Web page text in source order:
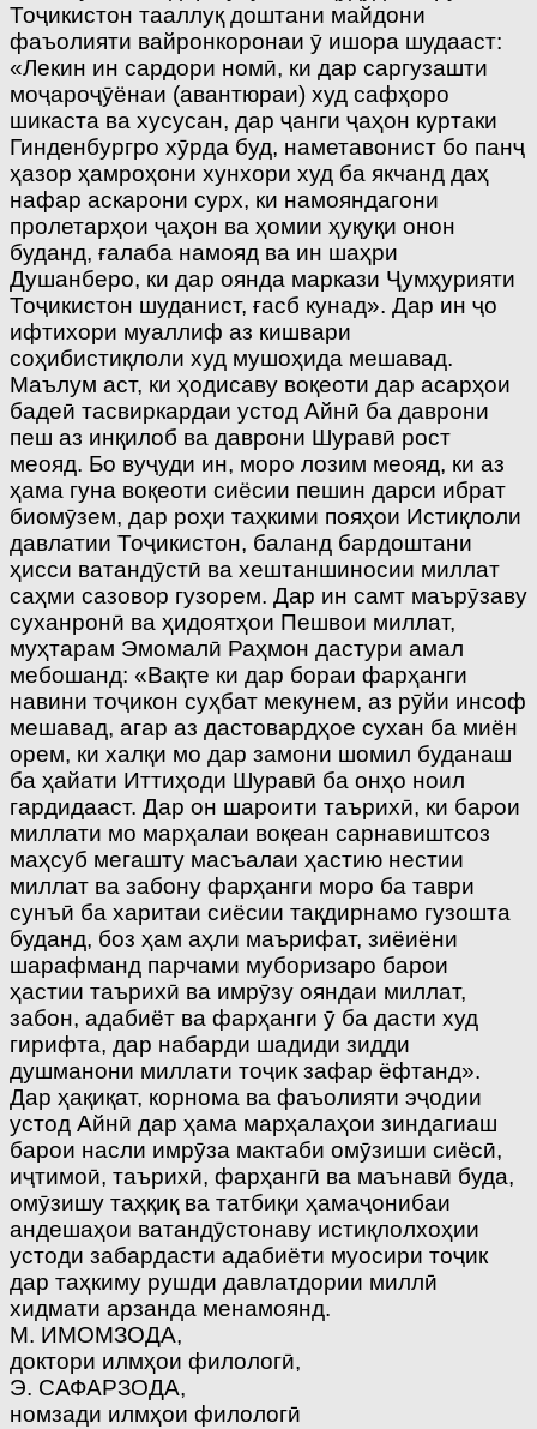
Тоҷикистон тааллуқ доштани майдони
фаъолияти вайронкоронаи ӯ ишора шудааст:
«Лекин ин сардори номӣ, ки дар саргузашти
моҷароҷӯёнаи (авантюраи) худ сафҳоро
шикаста ва хусусан, дар ҷанги ҷаҳон куртаки
Гинденбургро хӯрда буд, наметавонист бо панҷ
ҳазор ҳамроҳони хунхори худ ба якчанд даҳ
нафар аскарони сурх, ки намояндагони
пролетарҳои ҷаҳон ва ҳомии ҳуқуқи онон
буданд, ғалаба намояд ва ин шаҳри
Душанберо, ки дар оянда маркази Ҷумҳурияти
Тоҷикистон шуданист, ғасб кунад». Дар ин ҷо
ифтихори муаллиф аз кишвари
соҳибистиқлоли худ мушоҳида мешавад.
Маълум аст, ки ҳодисаву воқеоти дар асарҳои
бадеӣ тасвиркардаи устод Айнӣ ба даврони
пеш аз инқилоб ва даврони Шуравӣ рост
меояд. Бо вуҷуди ин, моро лозим меояд, ки аз
ҳама гуна воқеоти сиёсии пешин дарси ибрат
биомӯзем, дар роҳи таҳкими пояҳои Истиқлоли
давлатии Тоҷикистон, баланд бардоштани
ҳисси ватандӯстӣ ва хештаншиносии миллат
саҳми сазовор гузорем. Дар ин самт маърӯзаву
суханронӣ ва ҳидоятҳои Пешвои миллат,
муҳтарам Эмомалӣ Раҳмон дастури амал
мебошанд: «Вақте ки дар бораи фарҳанги
навини тоҷикон суҳбат мекунем, аз рӯйи инсоф
мешавад, агар аз дастовардҳое сухан ба миён
орем, ки халқи мо дар замони шомил буданаш
ба ҳайати Иттиҳоди Шуравӣ ба онҳо ноил
гардидааст. Дар он шароити таърихӣ, ки барои
миллати мо марҳалаи воқеан сарнавиштсоз
маҳсуб мегашту масъалаи ҳастию нестии
миллат ва забону фарҳанги моро ба таври
сунъӣ ба харитаи сиёсии тақдирнамо гузошта
буданд, боз ҳам аҳли маърифат, зиёиёни
шарафманд парчами муборизаро барои
ҳастии таърихӣ ва имрӯзу ояндаи миллат,
забон, адабиёт ва фарҳанги ӯ ба дасти худ
гирифта, дар набарди шадиди зидди
душманони миллати тоҷик зафар ёфтанд».
Дар ҳақиқат, корнома ва фаъолияти эҷодии
устод Айнӣ дар ҳама марҳалаҳои зиндагиаш
барои насли имрӯза мактаби омӯзиши сиёсӣ,
иҷтимоӣ, таърихӣ, фарҳангӣ ва маънавӣ буда,
омӯзишу таҳқиқ ва татбиқи ҳамаҷонибаи
андешаҳои ватандӯстонаву истиқлолхоҳии
устоди забардасти адабиёти муосири тоҷик
дар таҳкиму рушди давлатдории миллӣ
хидмати арзанда менамоянд.
М. ИМОМЗОДА,
доктори илмҳои филологӣ,
Э. САФАРЗОДА,
номзади илмҳои филологӣ